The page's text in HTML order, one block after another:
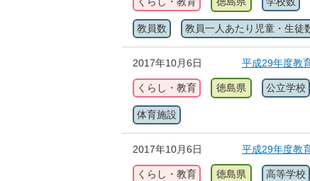
教員数 教員一人あたり児童・生徒
2017年10月6日 平成29年度教
くらし・教育 徳島県 公立学校
体育施設
2017年10月6日
平成29年度教
くらし・教育 徳島県 高等学校